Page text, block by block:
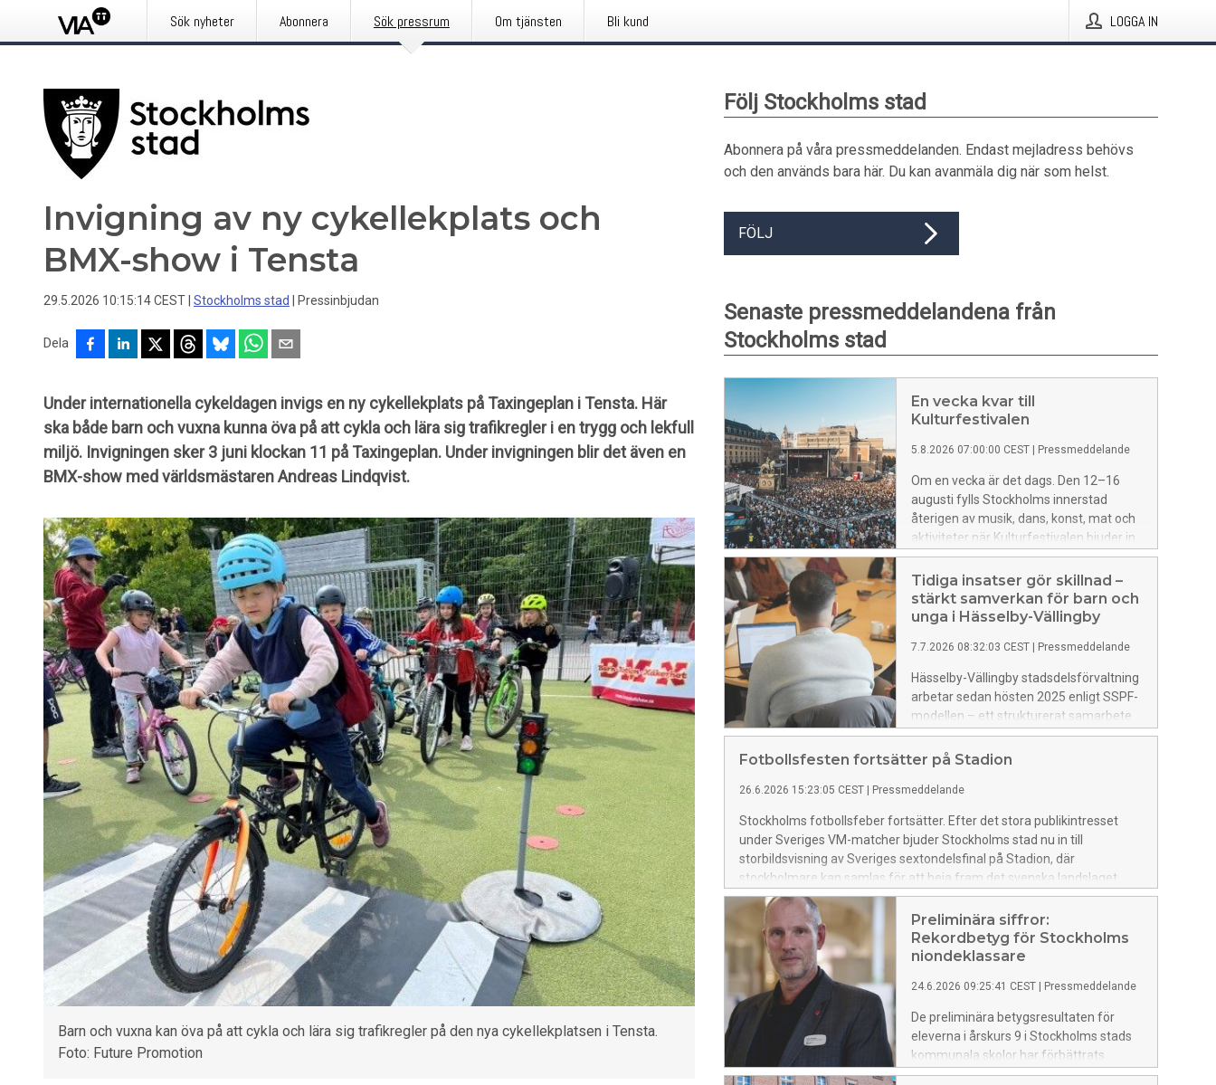
Sök nyheter Abonnera Sök pressrum Om tjänsten Bli kund LOGGA IN
Invigning av ny cykellekplats och
BMX-show i Tensta
29.5.2026 10:15:14 CEST Stockholms stad Pressinbjudan
Dela
Under internationella cykeldagen invigs en ny cykellekplats på Taxingeplan i Tensta. Här
ska både barn och vuxna kunna öva på att cykla och lära sig trafikregler i en trygg och lekfull
miljö. Invigningen sker 3 juni klockan 11 på Taxingeplan. Under invigningen blir det även en
BMX-show med världsmästaren Andreas Lindqvist.
Barn och vuxna kan öva på att cykla och lära sig trafikregler på den nya cykellekplatsen i Tensta.
Foto: Future Promotion
Följ Stockholms stad
Abonnera på våra pressmeddelanden. Endast mejladress behövs
och den används bara här. Du kan avanmäla dig när som helst.
FÖLJ
Senaste pressmeddelandena från
Stockholms stad
En vecka kvar till
Kulturfestivalen
5.8.2026 07:00:00 CEST Pressmeddelande
Om en vecka är det dags. Den 12–16
augusti fylls Stockholms innerstad
återigen av musik, dans, konst, mat och
aktiviteter när Kulturfestivalen bjuder in
till fem dagar med fri entré.
Tidiga insatser gör skillnad –
stärkt samverkan för barn och
unga i Hässelby-Vällingby
7.7.2026 08:32:03 CEST Pressmeddelande
Hässelby-Vällingby stadsdelsförvaltning
arbetar sedan hösten 2025 enligt SSPF-
modellen – ett strukturerat samarbete
mellan skola, socialtjänst, polis och fritid.
Syftet är att förebygga brott och ge
att hamna i kriminalitet.
Fotbollsfesten fortsätter på Stadion
26.6.2026 15:23:05 CEST Pressmeddelande
Stockholms fotbollsfeber fortsätter. Efter det stora publikintresset
under Sveriges VM-matcher bjuder Stockholms stad nu in till
storbildsvisning av Sveriges sextondelsfinal på Stadion, där
stockholmare kan samlas för att heja fram det svenska landslaget.
Preliminära siffror:
Rekordbetyg för Stockholms
niondeklassare
24.6.2026 09:25:41 CEST Pressmeddelande
De preliminära betygsresultaten för
eleverna i årskurs 9 i Stockholms stads
kommunala skolor har förbättrats
jämfört med tidigare år. 88,6 procent av